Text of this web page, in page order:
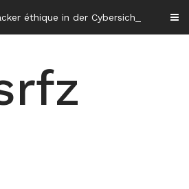
Die Rolle der Hacker éthique in der Cybersicherheit in Frankreich